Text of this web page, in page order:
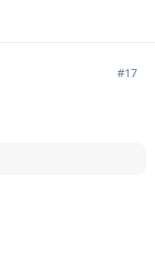
#17